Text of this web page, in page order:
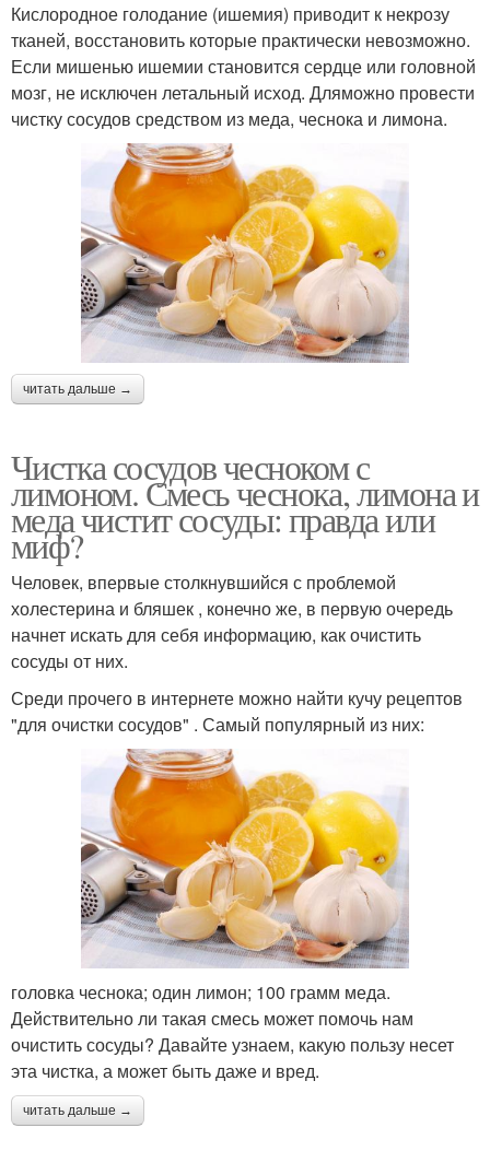
Кислородное голодание (ишемия) приводит к некрозу
тканей, восстановить которые практически невозможно.
Если мишенью ишемии становится сердце или головной
мозг, не исключен летальный исход. Дляможно провести
чистку сосудов средством из меда, чеснока и лимона.
читать дальше →
Чистка сосудов чесноком с
лимоном. Смесь чеснока, лимона и
меда чистит сосуды: правда или
миф?
Человек, впервые столкнувшийся с проблемой
холестерина и бляшек , конечно же, в первую очередь
начнет искать для себя информацию, как очистить
сосуды от них.
Среди прочего в интернете можно найти кучу рецептов
"для очистки сосудов" . Самый популярный из них:
головка чеснока; один лимон; 100 грамм меда.
Действительно ли такая смесь может помочь нам
очистить сосуды? Давайте узнаем, какую пользу несет
эта чистка, а может быть даже и вред.
читать дальше →